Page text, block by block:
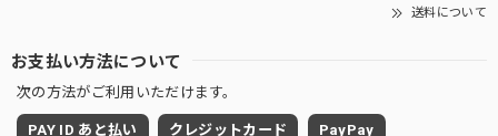
送料について
お支払い方法について
次の方法がご利用いただけます。
PAY ID あと払い クレジットカード PayPay